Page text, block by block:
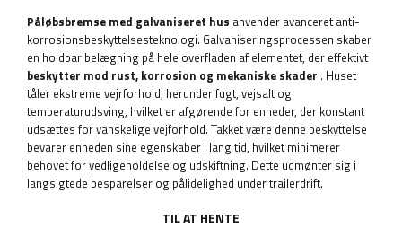
Påløbsbremse med galvaniseret hus anvender avanceret anti-
korrosionsbeskyttelsesteknologi. Galvaniseringsprocessen skaber
en holdbar belægning på hele overfladen af ​​elementet, der effektivt
beskytter mod rust, korrosion og mekaniske skader . Huset
tåler ekstreme vejrforhold, herunder fugt, vejsalt og
temperaturudsving, hvilket er afgørende for enheder, der konstant
udsættes for vanskelige vejforhold. Takket være denne beskyttelse
bevarer enheden sine egenskaber i lang tid, hvilket minimerer
behovet for vedligeholdelse og udskiftning. Dette udmønter sig i
langsigtede besparelser og pålidelighed under trailerdrift.
TIL AT HENTE